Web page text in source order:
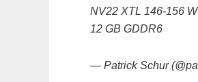
NV22 XTL 146-156
12 GB GDDR6
— Patrick Schur